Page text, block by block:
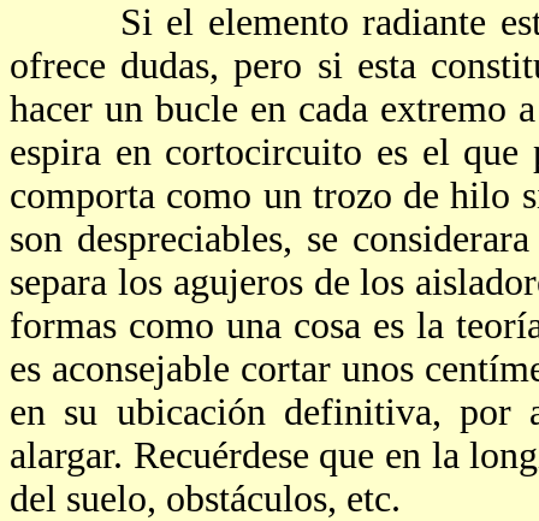
Si el elemento radiante esta
ofrece dudas, pero si esta
hacer un bucle en cada extremo
espira en cortocircuito es el que
comporta como un trozo de hilo
son despreciables, se
separa los agujeros de los
formas como una cosa es la
es aconsejable cortar unos
en su ubicación definitiva, por
alargar. Recuérdese que en la
del suelo, obstáculos, etc.